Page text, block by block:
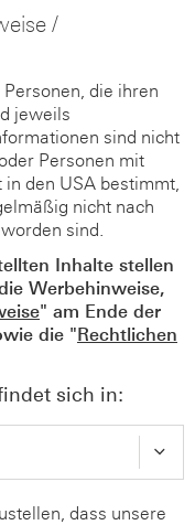
/
die ihren
jeweils
sind nicht
Personen mit
den USA bestimmt,
nicht nach
sind.
Inhalte stellen
Werbehinweise,
" am Ende der
die "Rechtlichen
sich in:
dass unsere